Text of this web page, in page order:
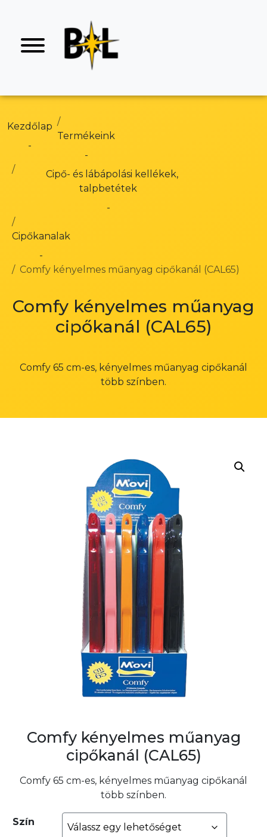
Kezdőlap
Termékeink
Cipő- és lábápolási kellékek,
talpbetétek
Cipőkanalak
Comfy kényelmes műanyag cipőkanál (CAL65)
Comfy kényelmes műanyag
cipőkanál (CAL65)
Comfy 65 cm-es, kényelmes műanyag cipőkanál
több színben.
Comfy kényelmes műanyag
cipőkanál (CAL65)
Comfy 65 cm-es, kényelmes műanyag cipőkanál
több színben.
Szín